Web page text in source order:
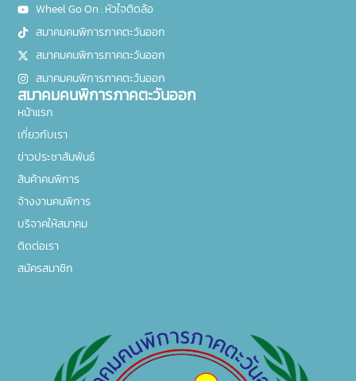
Wheel Go On : หัวใจติดล้อ
สมาคมคนพิการภาคตะวันออก
สมาคมคนพิการภาคตะวันออก
สมาคมคนพิการภาคตะวันออก
สมาคมคนพิการภาคตะวันออก
หน้าแรก
เกี่ยวกับเรา
ข่าวประชาสัมพันธ์
สินค้าคนพิการ
จ้างงานคนพิการ
บริจาคให้สมาคม
ติดต่อเรา
สมัครสมาชิก